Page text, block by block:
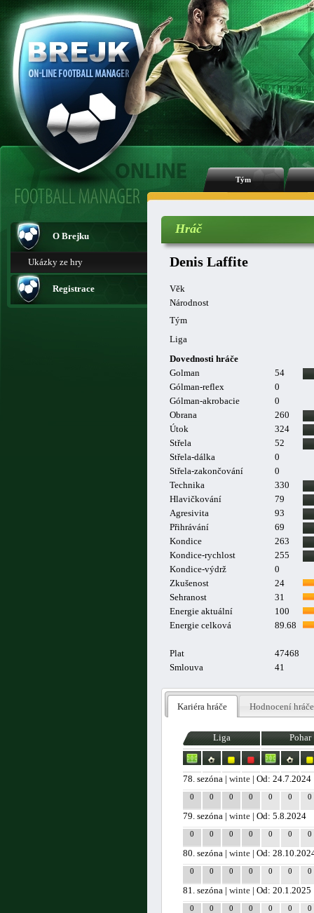
Tým
O Brejku
Ukázky ze hry
Registrace
Hráč
Denis Laffite
Věk
Národnost
Tým
Liga
Dovednosti hráče
Golman
54
Gólman-reflex
0
Gólman-akrobacie
0
Obrana
260
Útok
324
Střela
52
Střela-dálka
0
Střela-zakončování
0
Technika
330
Hlavičkování
79
Agresivita
93
Přihrávání
69
Kondice
263
Kondice-rychlost
255
Kondice-výdrž
0
Zkušenost
24
Sehranost
31
Energie aktuální
100
Energie celková
89.68
Plat
47468
Smlouva
41
Kariéra hráče Hodnocení hráče
Liga Pohar
78. sezóna |winte | Od: 24.7.2024
0 0 0 0 0 0 0
79. sezóna |winte | Od: 5.8.2024
0 0 0 0 0 0 0
80. sezóna |winte | Od:
0 0 0 0 0 0 0
81. sezóna |winte | Od: 20.1.2025
0 0 0 0 0 0 0